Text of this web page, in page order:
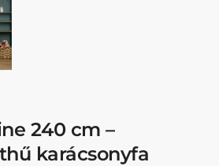
240 cm –
karácsonyfa